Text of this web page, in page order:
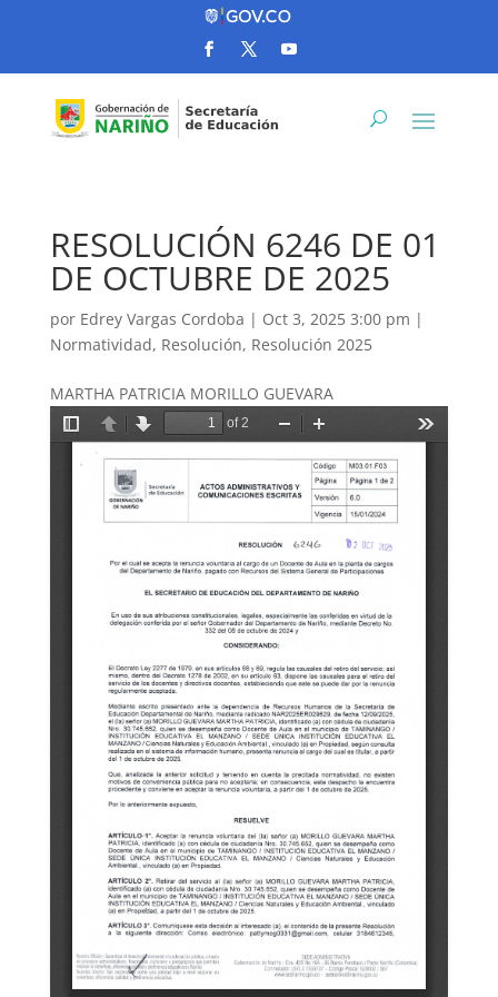
RESOLUCIÓN 6246 DE 01
DE OCTUBRE DE 2025
por Edrey Vargas Cordoba | Oct 3, 2025 3:00 pm |
Normatividad, Resolución, Resolución 2025
MARTHA PATRICIA MORILLO GUEVARA